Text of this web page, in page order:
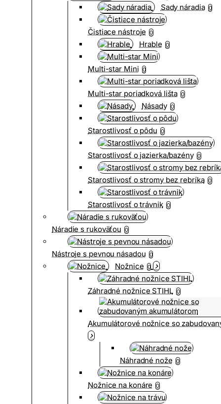
Sady náradia 0
Čistiace nástroje 0
Hrable 0
Multi-star Mini 0
Multi-star poriadková lišta 0
Násady 0
Starostlivosť o pôdu 0
Starostlivosť o jazierka/bazény 0
Starostlivosť o stromy bez rebríka 0
Starostlivosť o trávnik 0
Náradie s rukoväťou 0
Nástroje s pevnou násadou 0
Nožnice 0
Záhradné nožnice STIHL 0
Akumulátorové nožnice so
Náhradné nože 0
Nožnice na konáre 0